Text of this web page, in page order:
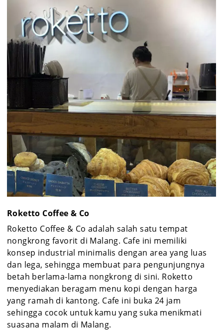
Roketto Coffee & Co
Roketto Coffee & Co adalah salah satu tempat
nongkrong favorit di Malang. Cafe ini memiliki
konsep industrial minimalis dengan area yang luas
dan lega, sehingga membuat para pengunjungnya
betah berlama-lama nongkrong di sini. Roketto
menyediakan beragam menu kopi dengan harga
yang ramah di kantong. Cafe ini buka 24 jam
sehingga cocok untuk kamu yang suka menikmati
suasana malam di Malang.